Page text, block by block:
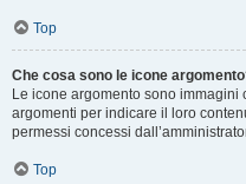
Top
Che cosa sono le icone
Le icone argomento sono
argomenti per indicare il loro
permessi concessi
Top